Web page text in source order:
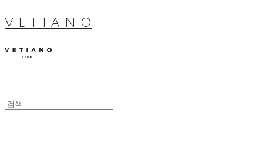
V E T I A N O